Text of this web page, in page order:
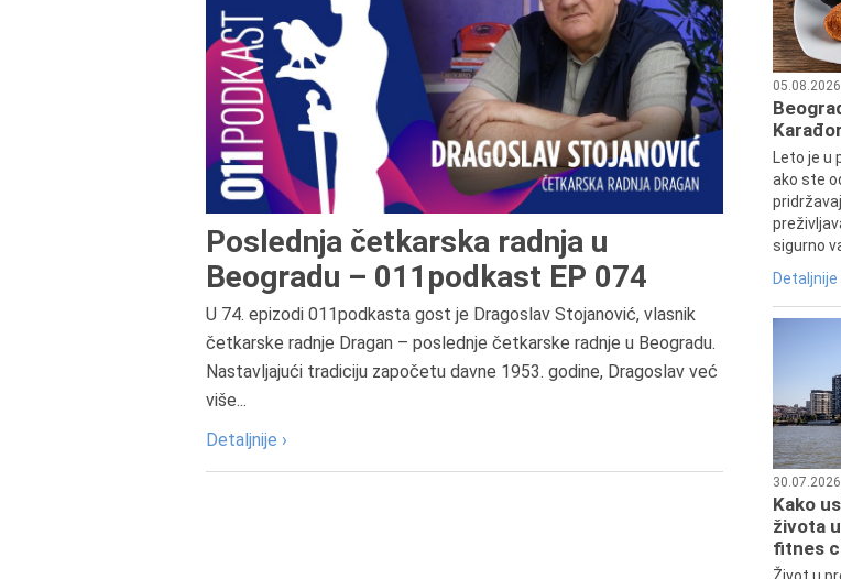
Poslednja četkarska radnja u
Beogradu – 011podkast EP 074
U 74. epizodi 011podkasta gost je Dragoslav Stojanović, vlasnik
četkarske radnje Dragan – poslednje četkarske radnje u Beogradu.
Nastavljajući tradiciju započetu davne 1953. godine, Dragoslav već
više...
Detaljnije ›
05.08.2026
Leto je u
ako ste
sigurno
Detaljnije
30.07.2026
Kako
života
fitnes
Život u
Preminuo
istoričar
profesor i
umetnosti